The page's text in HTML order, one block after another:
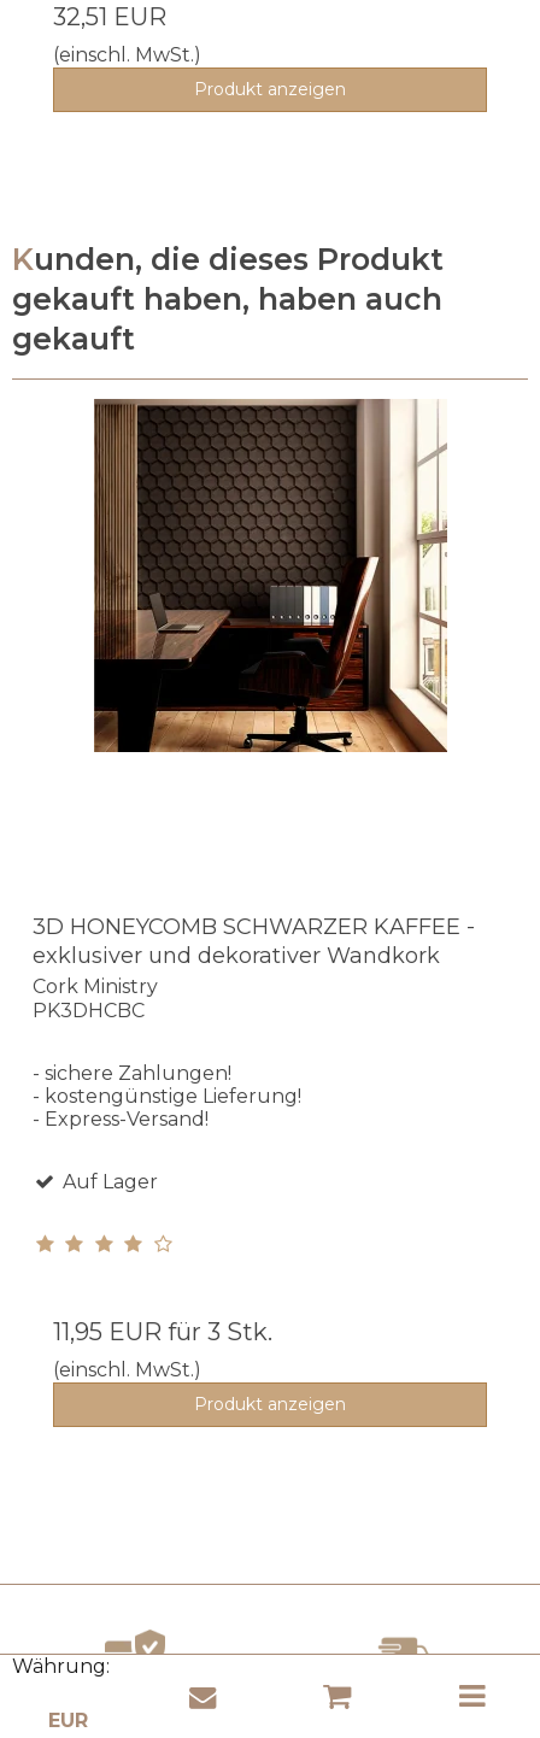
Währung:
32,51 EUR
(einschl. MwSt.)
Produkt anzeigen
Kunden, die dieses Produkt
gekauft haben, haben auch
gekauft
3D HONEYCOMB SCHWARZER KAFFEE -
exklusiver und dekorativer Wandkork
Cork Ministry
PK3DHCBC
- sichere Zahlungen!
- kostengünstige Lieferung!
- Express-Versand!
Auf Lager
11,95 EUR für 3 Stk.
(einschl. MwSt.)
Produkt anzeigen
SICHERE ZAHLUNGEN KOSTENLOSER VERSAND